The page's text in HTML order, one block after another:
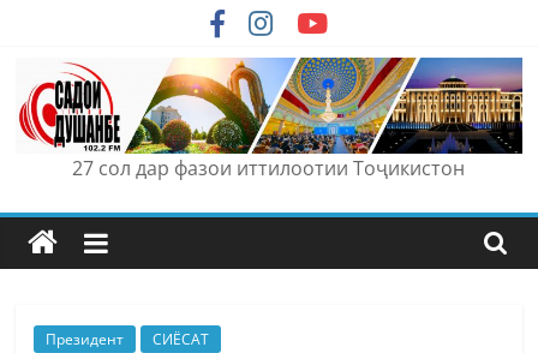
content
27 сол дар фазои иттилоотии Тоҷикистон
Президент СИЁСАТ